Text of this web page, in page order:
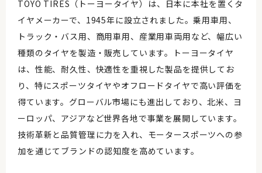
TOYO TIRES（トーヨータイヤ）は、日本に本社を置くタ
イヤメーカーで、1945年に設立されました。乗用車用、
トラック・バス用、商用車用、産業用車両用など、幅広い
種類のタイヤを製造・販売しています。トーヨータイヤ
は、性能、耐久性、快適性を重視した製品を提供してお
り、特にスポーツタイヤやオフロードタイヤで高い評価を
得ています。グローバル市場にも進出しており、北米、ヨ
ーロッパ、アジアなど世界各地で事業を展開しています。
技術革新と品質管理に力を入れ、モータースポーツへの参
加を通じてブランドの認知度を高めています。